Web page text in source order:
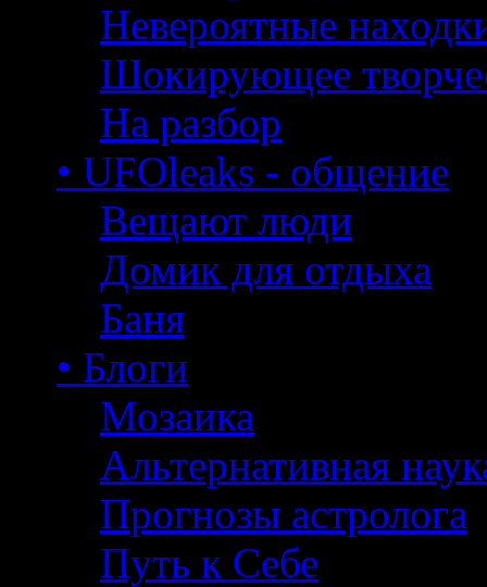
Невероятные
Шокирующее
На разбор
• UFOleaks - общение
Вещают люди
Домик для отдыха
Баня
• Блоги
Мозаика
Альтернативная
Прогнозы астролога
Путь к Себе